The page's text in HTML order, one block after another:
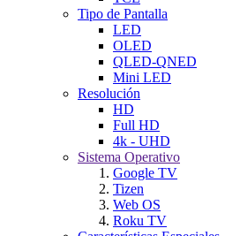
Tipo de Pantalla
LED
OLED
QLED-QNED
Mini LED
Resolución
HD
Full HD
4k - UHD
Sistema Operativo
Google TV
Tizen
Web OS
Roku TV